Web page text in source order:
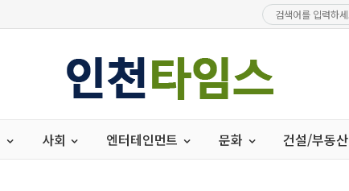
사회 엔터테인먼트 문화 건설/부동산